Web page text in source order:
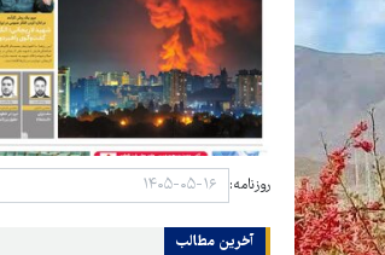
روزنامه:
آخرین مطالب